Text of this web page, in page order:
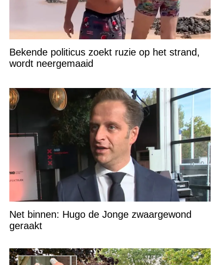
Bekende politicus zoekt ruzie op het strand,
wordt neergemaaid
Net binnen: Hugo de Jonge zwaargewond
geraakt